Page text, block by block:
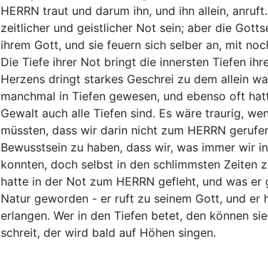
HERRN traut und darum ihn, und ihn allein,
zeitlicher und geistlicher Not sein; aber die
ihrem Gott, und sie feuern sich selber an, mit
Die Tiefe ihrer Not bringt die innersten Tiefen
Herzens dringt starkes Geschrei zu dem allein
manchmal in Tiefen gewesen, und ebenso oft
Gewalt auch alle Tiefen sind. Es wäre traurig,
müssten, dass wir darin nicht zum HERRN
Bewusstsein zu haben, dass wir, was immer wir
konnten, doch selbst in den schlimmsten Zeiten
hatte in der Not zum HERRN gefleht, und was er
Natur geworden - er ruft zu seinem Gott, und
erlangen. Wer in den Tiefen betet, den können
schreit, der wird bald auf Höhen singen.